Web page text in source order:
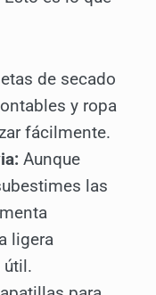
de secado
y ropa
fácilmente.
Aunque
las
ligera
útil.